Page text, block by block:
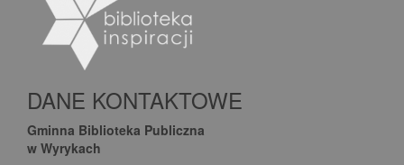
DANE KONTAKTOWE
Gminna Biblioteka Publiczna
w Wyrykach